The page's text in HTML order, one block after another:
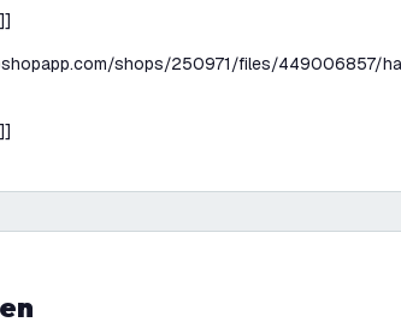
shops/250971/files/449006857/